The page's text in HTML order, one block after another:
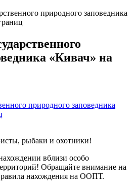
природного заповедника
«Кивач» на
рыбаки и охотники!
вблизи особо
Обращайте внимание на
нахождения на ООПТ.